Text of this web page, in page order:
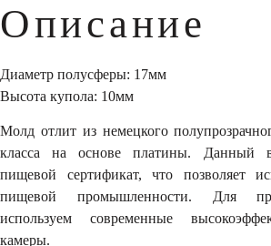
Описание
Диаметр полусферы: 17мм
Высота купола: 10мм
Молд отлит из немецкого
класса на основе платины. Данный
пищевой сертификат, что позволяет
пищевой промышленности. Для
используем современные
камеры.